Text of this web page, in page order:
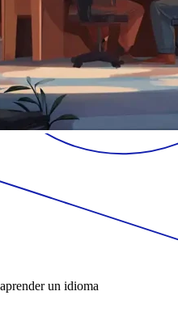
un idioma